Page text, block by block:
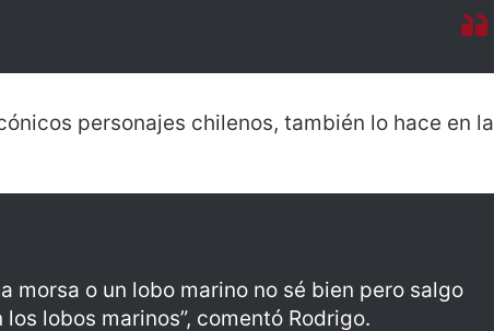
personajes chilenos, también lo hace en la
morsa o un lobo marino no sé bien pero salgo
lobos marinos”, comentó Rodrigo.